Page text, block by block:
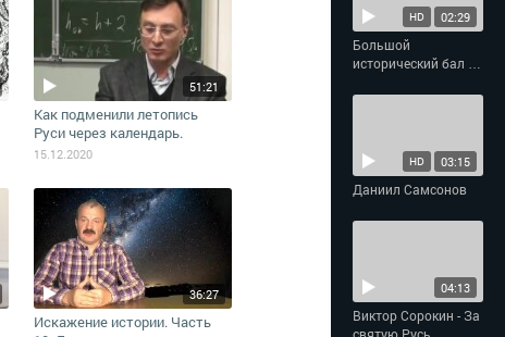
51:21
Как подменили летопись
Руси через календарь.
15.12.2020
36:27
Искажение истории. Часть
02:29
HD
Большой
исторический бал в
«Талион»
03:15
HD
Даниил Самсонов
04:13
Виктор Сорокин - За